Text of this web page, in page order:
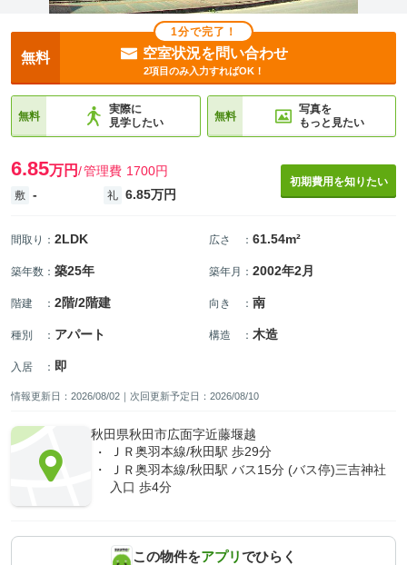
1分で完了！
無料 空室状況を問い合わせ
2項目のみ入力すればOK！
無料
実際に
見学したい
無料
写真を
もっと見たい
6.85万円 管理費 1700円
敷 - 礼 6.85万円
初期費用を知りたい
間取り ： 2LDK 広さ ： 61.54m²
築年数 ： 築25年 築年月 ： 2002年2月
階建 ： 2階/2階建 向き ： 南
種別 ： アパート 構造 ： 木造
入居 ： 即
情報更新日：2026/08/02｜次回更新予定日：2026/08/10
秋田県秋田市広面字近藤堰越
ＪＲ奥羽本線/秋田駅 歩29分
ＪＲ奥羽本線/秋田駅 バス15分 (バス停)三吉神社
入口 歩4分
この物件をアプリでひらく